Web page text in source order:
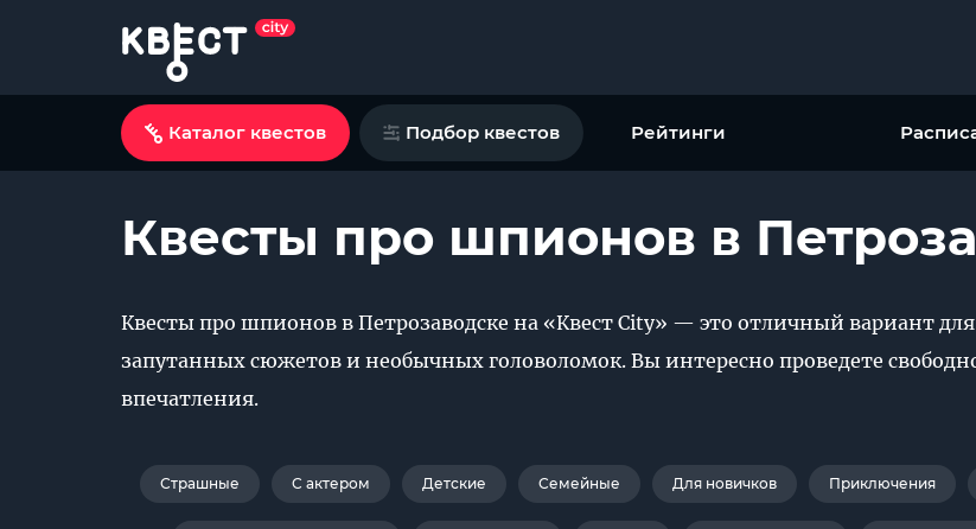
Каталог квестов Подбор квестов Рейтинги
Квесты про шпионов в
Квесты про шпионов в Петрозаводске на «Квест City» — это отличный вариант
запутанных сюжетов и необычных головоломок. Вы интересно проведете
впечатления.
Страшные С актером Детские Семейные Для новичков Приключения